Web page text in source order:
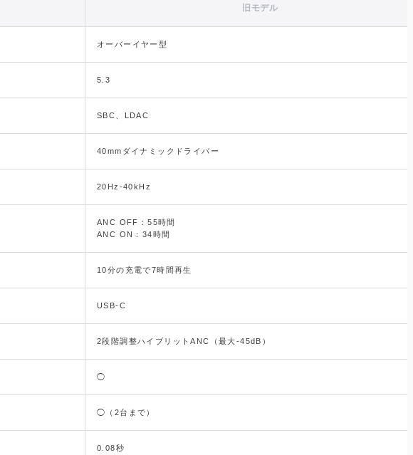
旧モデル
オーバーイヤー型
5.3
SBC、LDAC
40mmダイナミックドライバー
20Hz-40kHz
ANC OFF：55時間
ANC ON：34時間
10分の充電で7時間再生
USB-C
2段階調整ハイブリットANC（最大-45dB）
◯
◯（2台まで）
0.08秒